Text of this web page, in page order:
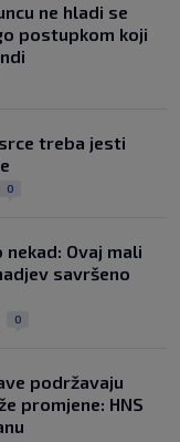
ne hladi se
postupkom koji
treba jesti
0
nekad: Ovaj mali
savršeno
0
podržavaju
promjene: HNS